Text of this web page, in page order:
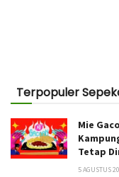
Terpopuler
Mie
Tetap
5 AGUSTUS